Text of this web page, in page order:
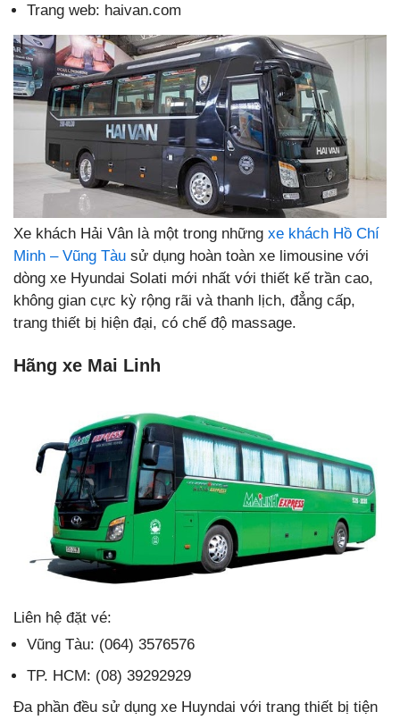
Trang web: haivan.com
Xe khách Hải Vân là một trong những xe khách Hồ Chí
Minh – Vũng Tàu sử dụng hoàn toàn xe limousine với
dòng xe Hyundai Solati mới nhất với thiết kế trần cao,
không gian cực kỳ rộng rãi và thanh lịch, đẳng cấp,
trang thiết bị hiện đại, có chế độ massage.
Hãng xe Mai Linh
Liên hệ đặt vé:
Vũng Tàu: (064) 3576576
TP. HCM: (08) 39292929
Đa phần đều sử dụng xe Huyndai với trang thiết bị tiện